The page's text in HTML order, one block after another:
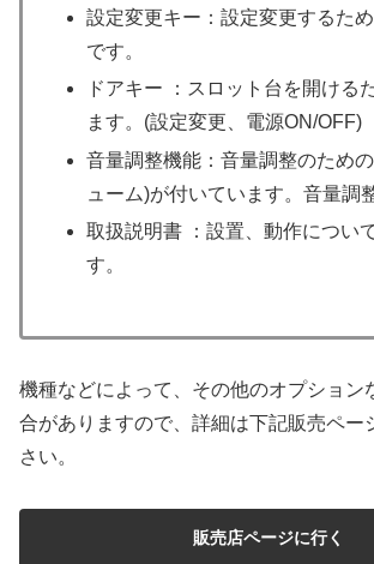
設定変更キー：設定変更するた
です。
ドアキー ：スロット台を開ける
ます。(設定変更、電源ON/OFF)
音量調整機能：音量調整のため
ューム)が付いています。音量調
取扱説明書 ：設置、動作につい
す。
機種などによって、その他のオプション
合がありますので、詳細は下記販売ペー
さい。
販売店ページに行く